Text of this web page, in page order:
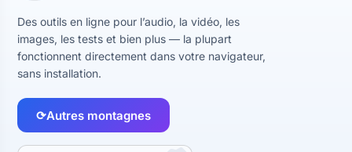
Des outils en ligne pour l’audio, la vidéo, les
images, les tests et bien plus — la plupart
fonctionnent directement dans votre navigateur,
sans installation.
⟳Autres montagnes